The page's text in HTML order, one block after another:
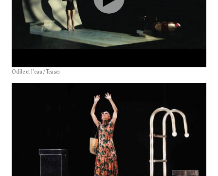
Odile et l'eau / Teaser